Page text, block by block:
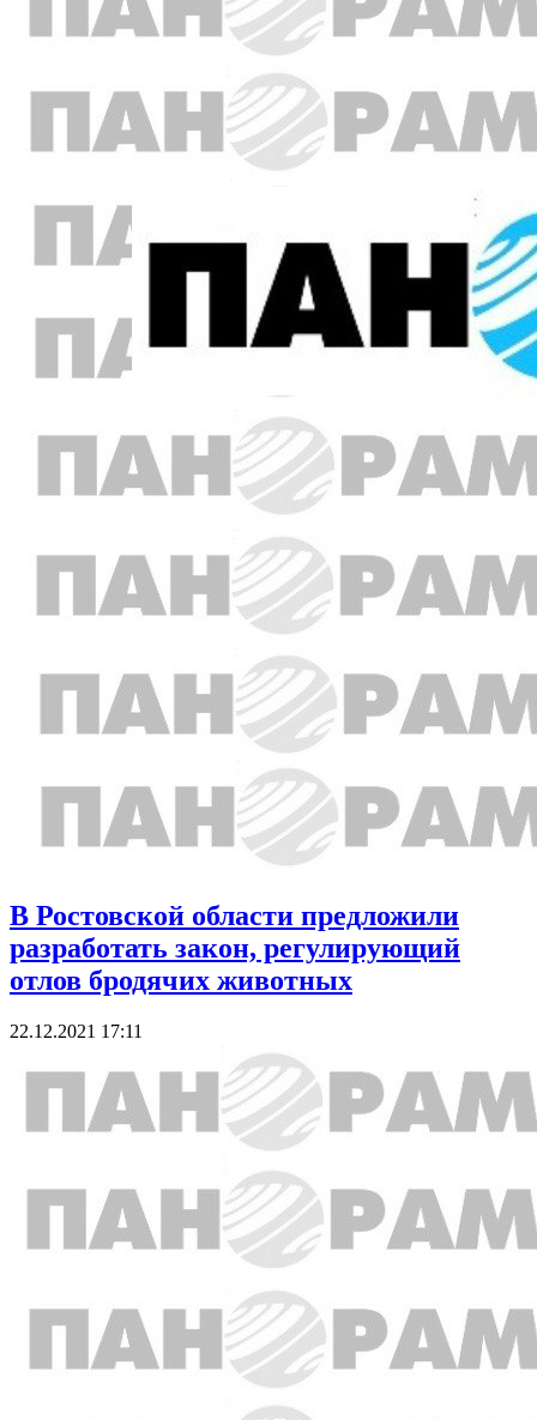
В Ростовской области предложили
разработать закон, регулирующий
отлов бродячих животных
22.12.2021 17:11